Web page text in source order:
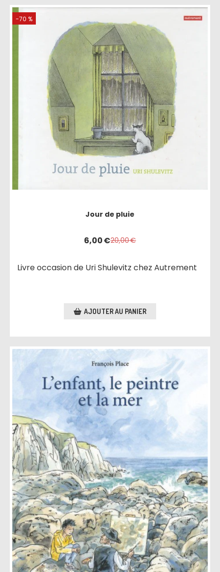
-70 %
Jour de pluie
6,00€20,00€
Livre occasion de Uri Shulevitz chez Autrement
AJOUTER AU PANIER